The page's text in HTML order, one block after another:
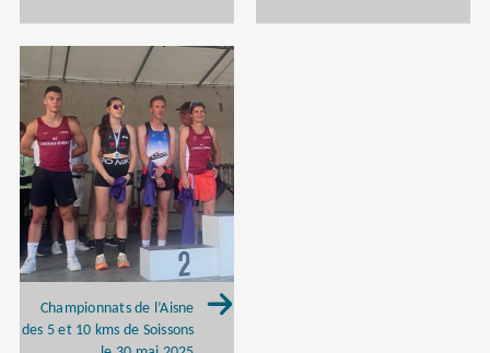
Championnats de l’Aisne
des 5 et 10 kms de Soissons